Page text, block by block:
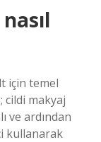
için temel
cildi makyaj
ve ardından
kullanarak